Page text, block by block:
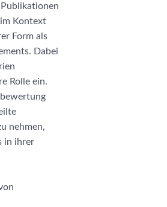
Kontext
Form als
Dabei
Rolle ein.
nehmen,
in ihrer